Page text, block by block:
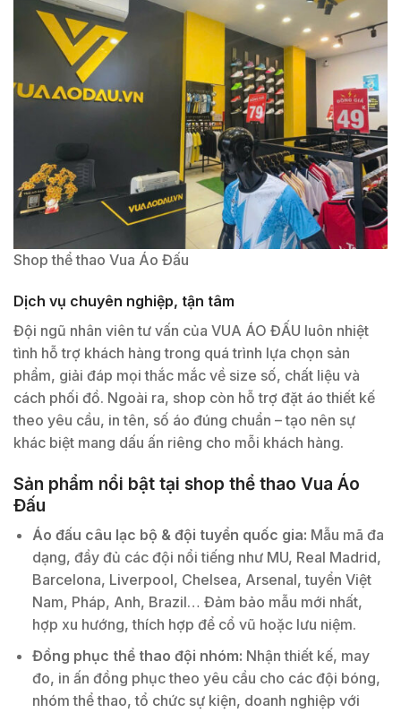
Shop thể thao Vua Áo Đấu
Dịch vụ chuyên nghiệp, tận tâm
Đội ngũ nhân viên tư vấn của VUA ÁO ĐẤU luôn nhiệt
tình hỗ trợ khách hàng trong quá trình lựa chọn sản
phẩm, giải đáp mọi thắc mắc về size số, chất liệu và
cách phối đồ. Ngoài ra, shop còn hỗ trợ đặt áo thiết kế
theo yêu cầu, in tên, số áo đúng chuẩn – tạo nên sự
khác biệt mang dấu ấn riêng cho mỗi khách hàng.
Sản phẩm nổi bật tại shop thể thao Vua Áo
Đấu
Áo đấu câu lạc bộ & đội tuyển quốc gia: Mẫu mã đa
dạng, đầy đủ các đội nổi tiếng như MU, Real Madrid,
Barcelona, Liverpool, Chelsea, Arsenal, tuyển Việt
Nam, Pháp, Anh, Brazil… Đảm bảo mẫu mới nhất,
hợp xu hướng, thích hợp để cổ vũ hoặc lưu niệm.
Đồng phục thể thao đội nhóm: Nhận thiết kế, may
đo, in ấn đồng phục theo yêu cầu cho các đội bóng,
nhóm thể thao, tổ chức sự kiện, doanh nghiệp với